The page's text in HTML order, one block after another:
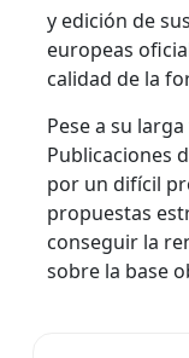
Todas las
y edición de
europeas
calidad de la
Pese a su
Publicaciones
por un difícil
propuestas
conseguir la
sobre la base